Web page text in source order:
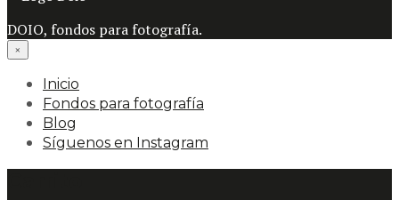
DOIO, fondos para fotografía.
×
Inicio
Fondos para fotografía
Blog
Síguenos en Instagram